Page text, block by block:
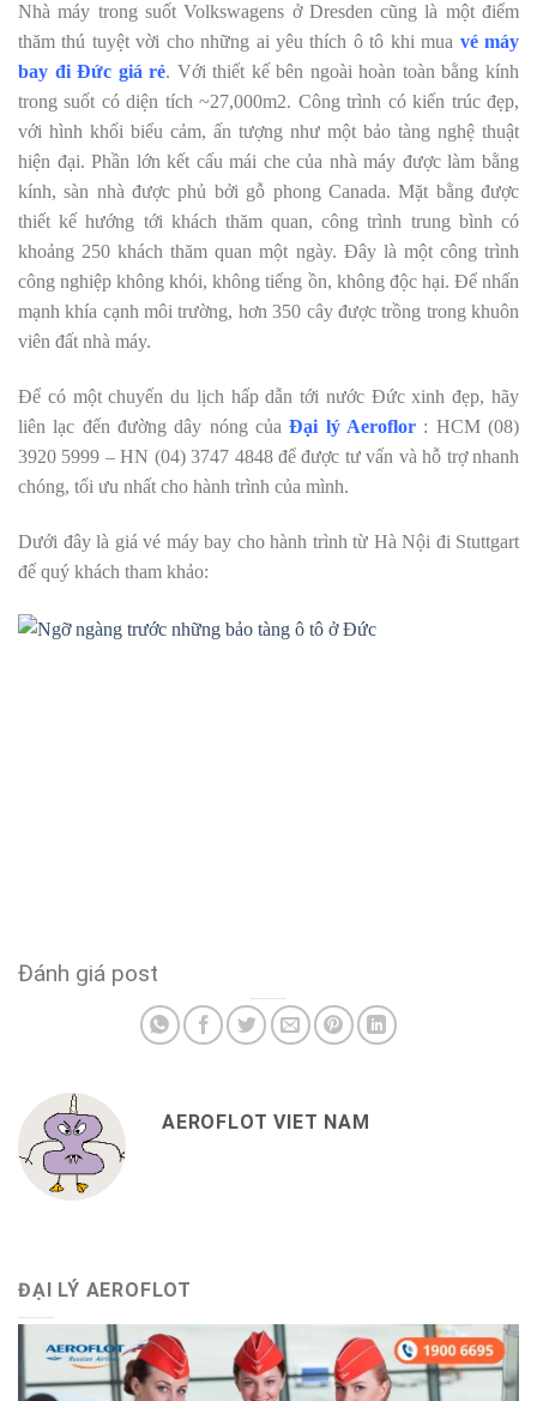
Nhà máy trong suốt Volkswagens ở Dresden cũng là một điểm
thăm thú tuyệt vời cho những ai yêu thích ô tô khi mua vé máy
bay đi Đức giá rẻ. Với thiết kế bên ngoài hoàn toàn bằng kính
trong suốt có diện tích ~27,000m2. Công trình có kiến trúc đẹp,
với hình khối biểu cảm, ấn tượng như một bảo tàng nghệ thuật
hiện đại. Phần lớn kết cấu mái che của nhà máy được làm bằng
kính, sàn nhà được phủ bởi gỗ phong Canada. Mặt bằng được
thiết kế hướng tới khách thăm quan, công trình trung bình có
khoảng 250 khách thăm quan một ngày. Đây là một công trình
công nghiệp không khói, không tiếng ồn, không độc hại. Để nhấn
mạnh khía cạnh môi trường, hơn 350 cây được trồng trong khuôn
viên đất nhà máy.
Để có một chuyến du lịch hấp dẫn tới nước Đức xinh đẹp, hãy
liên lạc đến đường dây nóng củaĐại lý Aeroflor : HCM (08)
3920 5999 – HN (04) 3747 4848 để được tư vấn và hỗ trợ nhanh
chóng, tối ưu nhất cho hành trình của mình.
Dưới đây là giá vé máy bay cho hành trình từ Hà Nội đi Stuttgart
để quý khách tham khảo:
Đánh giá post
AEROFLOT VIET NAM
ĐẠI LÝ AEROFLOT